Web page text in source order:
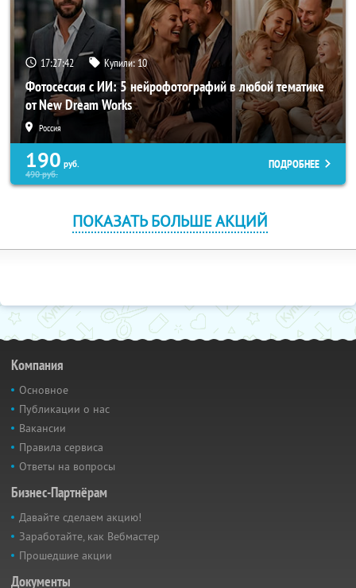
17:27:42 Купили:10
Фотосессия с ИИ: 5 нейрофотографий в любой тематике
от New Dream Works
Россия
190 руб.
490руб.
ПОДРОБНЕЕ
ПОКАЗАТЬ БОЛЬШЕ АКЦИЙ
Компания
Основное
Публикации о нас
Вакансии
Правила сервиса
Ответы на вопросы
Бизнес-Партнёрам
Давайте сделаем акцию!
Заработайте, как Вебмастер
Прошедшие акции
Документы